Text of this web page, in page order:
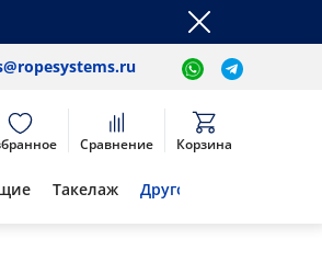
Сравнение Корзина
Такелаж Другое